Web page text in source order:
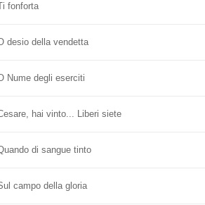
fonforta
desio della vendetta
Nume degli eserciti
hai vinto... Liberi siete
di sangue tinto
campo della gloria